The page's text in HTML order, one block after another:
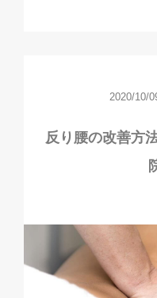
2020/10/
反り腰の改善方